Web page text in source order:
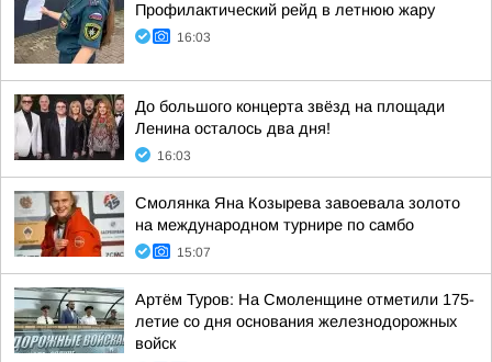
Профилактический рейд в летнюю жару
16:03
До большого концерта звёзд на площади
Ленина осталось два дня!
16:03
Смолянка Яна Козырева завоевала золото
на международном турнире по самбо
15:07
Артём Туров: На Смоленщине отметили 175-
летие со дня основания железнодорожных
войск